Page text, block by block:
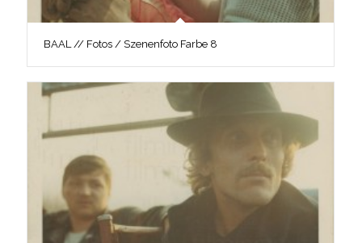
BAAL // Fotos / Szenenfoto Farbe 8